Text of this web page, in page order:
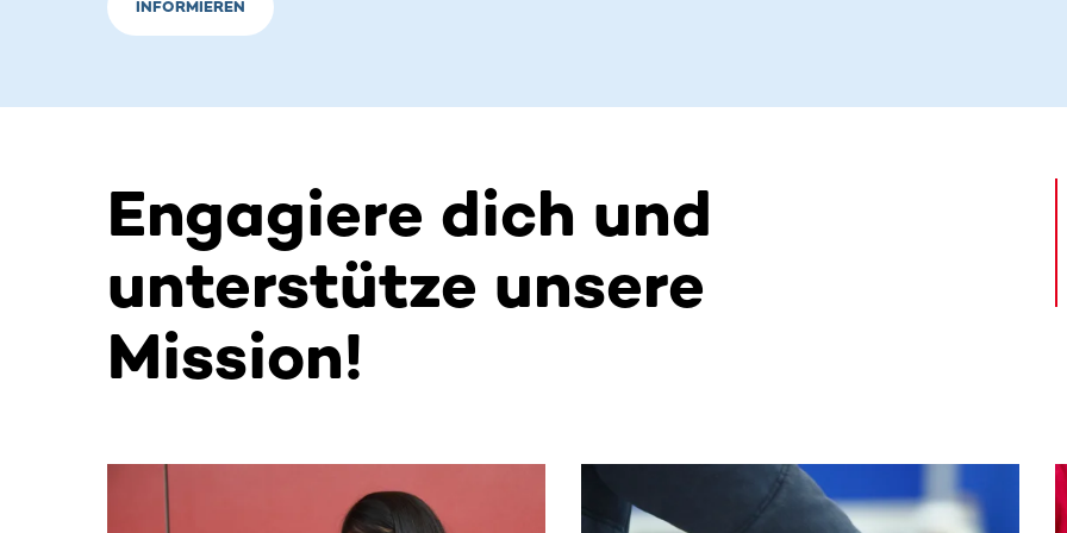
INFORMIEREN
Engagiere dich und
unterstütze unsere
Mission!
Dieser Bereich enthält horizontal scrollbare Inhalte. Nutze die Tab-Taste oder wische, um weitere Inhalte zu